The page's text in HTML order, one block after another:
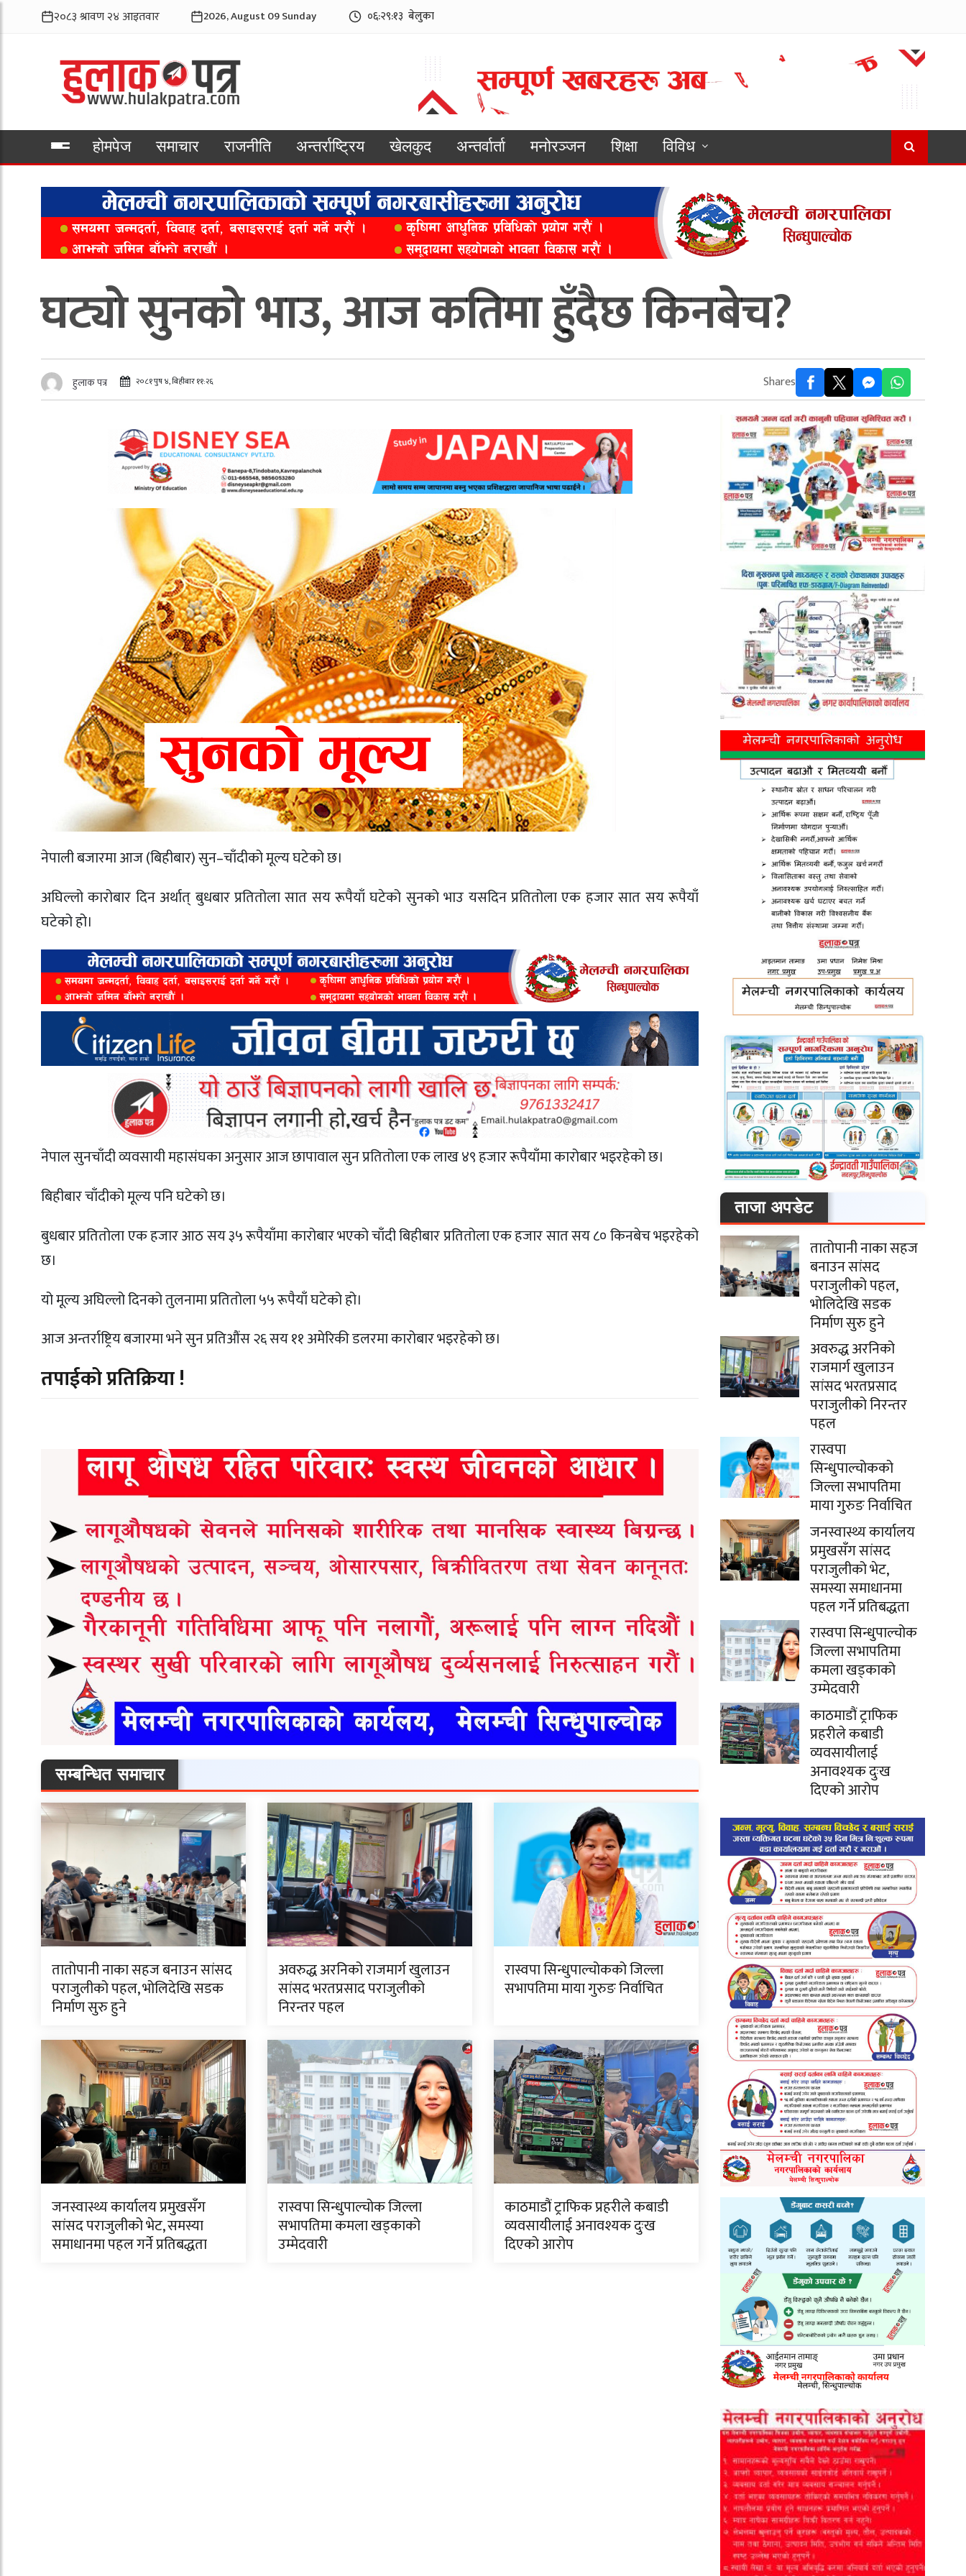
2026, August 09 Sunday ०६:२९:१५ बेलुका
होमपेज समाचार राजनीति अन्तर्राष्ट्रिय खेलकुद अन्तर्वार्ता मनोरञ्जन शिक्षा
विविध
घट्यो सुनको भाउ, आज कतिमा हुँदैछ किनबेच?
हुलाक पत्र २०८१ पुष ४, बिहीबार ११:२६ Shares
नेपाली बजारमा आज (बिहीबार) सुन–चाँदीको मूल्य घटेको छ।
अघिल्लो कारोबार दिन अर्थात् बुधबार प्रतितोला सात सय रूपैयाँ घटेको सुनको भाउ यसदिन प्रतितोला एक हजार सात सय रूपैयाँ
घटेको हो।
नेपाल सुनचाँदी व्यवसायी महासंघका अनुसार आज छापावाल सुन प्रतितोला एक लाख ४९ हजार रूपैयाँमा कारोबार भइरहेको छ।
बिहीबार चाँदीको मूल्य पनि घटेको छ।
बुधबार प्रतितोला एक हजार आठ सय ३५ रूपैयाँमा कारोबार भएको चाँदी बिहीबार प्रतितोला एक हजार सात सय ८० किनबेच भइरहेको
छ।
यो मूल्य अघिल्लो दिनको तुलनामा प्रतितोला ५५ रूपैयाँ घटेको हो।
आज अन्तर्राष्ट्रिय बजारमा भने सुन प्रतिऔंस २६ सय ११ अमेरिकी डलरमा कारोबार भइरहेको छ।
तपाईको प्रतिक्रिया !
सम्बन्धित समाचार
तातोपानी नाका सहज बनाउन सांसद
पराजुलीको पहल, भोलिदेखि सडक
निर्माण सुरु हुने
अवरुद्ध अरनिको राजमार्ग खुलाउन
सांसद भरतप्रसाद पराजुलीको
निरन्तर पहल
रास्वपा सिन्धुपाल्चोकको जिल्ला
सभापतिमा माया गुरुङ निर्वाचित
जनस्वास्थ्य कार्यालय प्रमुखसँग
सांसद पराजुलीको भेट, समस्या
समाधानमा पहल गर्ने प्रतिबद्धता
रास्वपा सिन्धुपाल्चोक जिल्ला
सभापतिमा कमला खड्काको
उम्मेदवारी
काठमाडौं ट्राफिक प्रहरीले कबाडी
व्यवसायीलाई अनावश्यक दुःख
दिएको आरोप
ताजा अपडेट
तातोपानी नाका सहज
बनाउन सांसद
पराजुलीको पहल,
भोलिदेखि सडक
निर्माण सुरु हुने
अवरुद्ध अरनिको
राजमार्ग खुलाउन
सांसद भरतप्रसाद
पराजुलीको निरन्तर
पहल
रास्वपा
सिन्धुपाल्चोकको
जिल्ला सभापतिमा
माया गुरुङ निर्वाचित
जनस्वास्थ्य कार्यालय
प्रमुखसँग सांसद
पराजुलीको भेट,
समस्या समाधानमा
पहल गर्ने प्रतिबद्धता
रास्वपा सिन्धुपाल्चोक
जिल्ला सभापतिमा
कमला खड्काको
उम्मेदवारी
काठमाडौं ट्राफिक
प्रहरीले कबाडी
व्यवसायीलाई
अनावश्यक दुःख
दिएको आरोप